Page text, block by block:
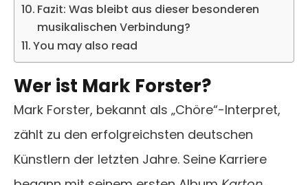
Fazit: Was bleibt aus dieser besonderen
musikalischen Verbindung?
You may also read
Wer ist Mark Forster?
Mark Forster, bekannt als „Chöre“-Interpret,
zählt zu den erfolgreichsten deutschen
Künstlern der letzten Jahre. Seine Karriere